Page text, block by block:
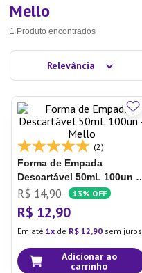
Mello
1 Produto
Relevância
(2)
Forma de Empada
Descartável 50mL 100un -
Mello
R$ 14,90 13% OFF
R$ 12,90
Em até 1 de R$ 12,90 sem juros
Adicionar ao
carrinho
3º
Organizadores
Bambu
5º
Prato
6º
Copo
7º
Xicara
8º
Tapete
9º
Aparelho Jantar
10 º Lixeira